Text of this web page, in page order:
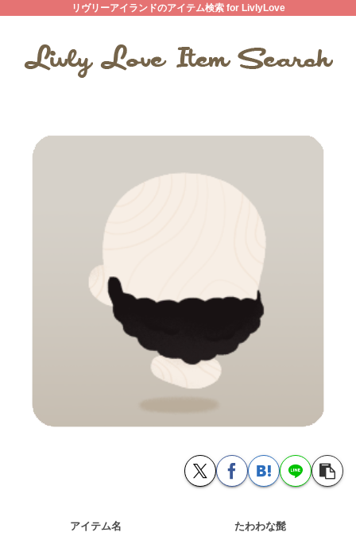
リヴリーアイランドのアイテム検索 for LivlyLove
アイテム名 たわわな髭